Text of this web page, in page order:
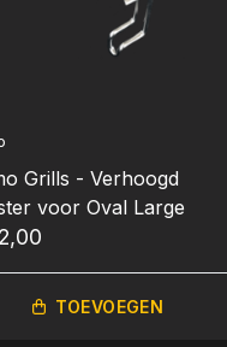
Grills - Verhoogd
voor Oval Large
TOEVOEGEN